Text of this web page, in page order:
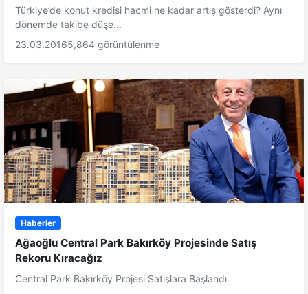
Türkiye’de konut kredisi hacmi ne kadar artış gösterdi? Aynı
dönemde takibe düşe...
23.03.20165,864 görüntülenme
Haberler
Ağaoğlu Central Park Bakırköy Projesinde Satış
Rekoru Kıracağız
Central Park Bakırköy Projesi Satışlara Başlandı